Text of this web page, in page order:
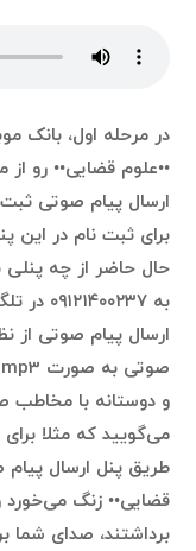
در مرحله اول، بانک
••علوم قضایی•• رو
ارسال پیام صوتی
برای ثبت نام در این
حال حاضر از چه پنلی
به
ارسال پیام صوتی از
و دوستانه با مخاطب
طریق پنل ارسال پیام
قضایی•• زنگ
برداشتند، صدای